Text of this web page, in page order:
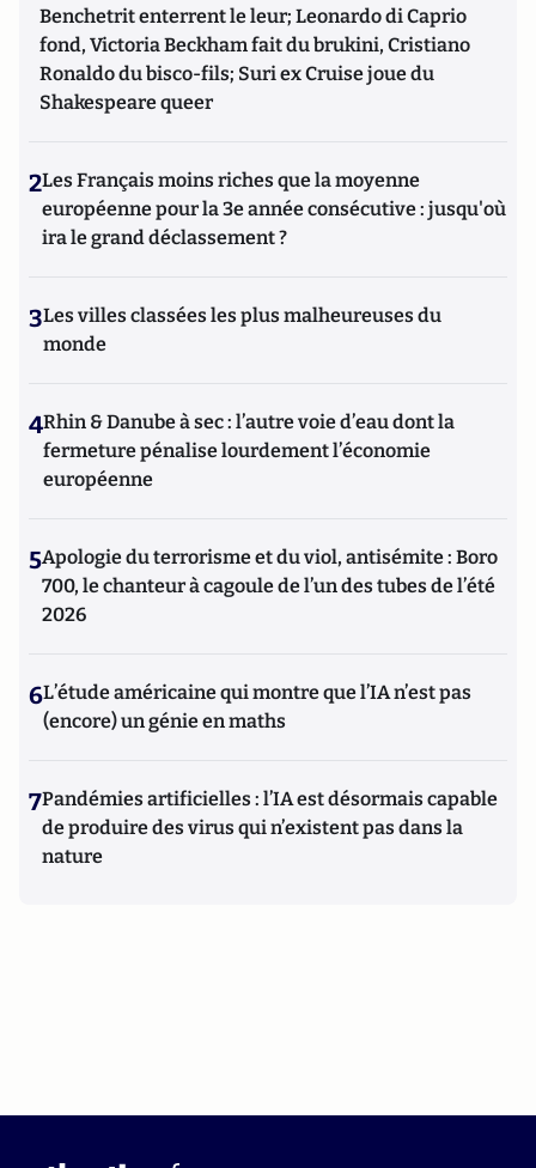
Benchetrit enterrent le leur; Leonardo di Caprio
fond, Victoria Beckham fait du brukini, Cristiano
Ronaldo du bisco-fils; Suri ex Cruise joue du
Shakespeare queer
2Les Français moins riches que la moyenne
européenne pour la 3e année consécutive : jusqu'où
ira le grand déclassement ?
3Les villes classées les plus malheureuses du
monde
4Rhin & Danube à sec : l’autre voie d’eau dont la
fermeture pénalise lourdement l’économie
européenne
5Apologie du terrorisme et du viol, antisémite : Boro
700, le chanteur à cagoule de l’un des tubes de l’été
2026
6L’étude américaine qui montre que l’IA n’est pas
(encore) un génie en maths
7Pandémies artificielles : l’IA est désormais capable
de produire des virus qui n’existent pas dans la
nature